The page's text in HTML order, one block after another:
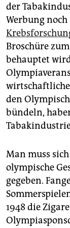
der
Werbung noch
Broschüre
behauptet
den
bündeln,
Man muss
olympische
gegeben.
1948 die